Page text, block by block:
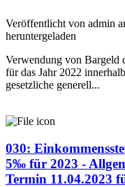
Veröffentlicht von admin
heruntergeladen
Verwendung von Bargeld
für das Jahr 2022
gesetzliche generell...
030:
5‰ für 2023 -
Termin 11.04.2023